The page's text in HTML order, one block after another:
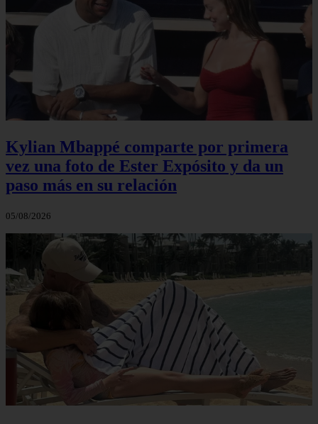
Kylian Mbappé comparte por primera
vez una foto de Ester Expósito y da un
paso más en su relación
05/08/2026